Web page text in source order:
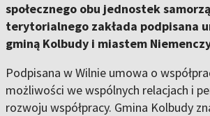
społecznego obu jednostek
terytorialnego zakłada podpisana
gminą Kolbudy i miastem
Podpisana w Wilnie umowa o
możliwości we wspólnych relacjach i
rozwoju współpracy. Gmina Kolbudy